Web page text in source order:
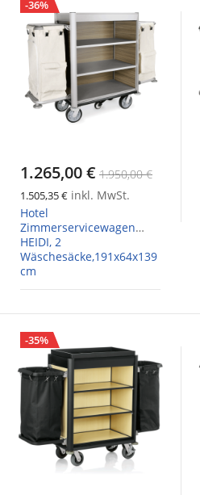
-36%
1.265,00 € 1.950,00 €
1.505,35 € inkl. MwSt.
Hotel
Zimmerservicewagen
HEIDI, 2
Wäschesäcke,191x64x139
cm
-35%